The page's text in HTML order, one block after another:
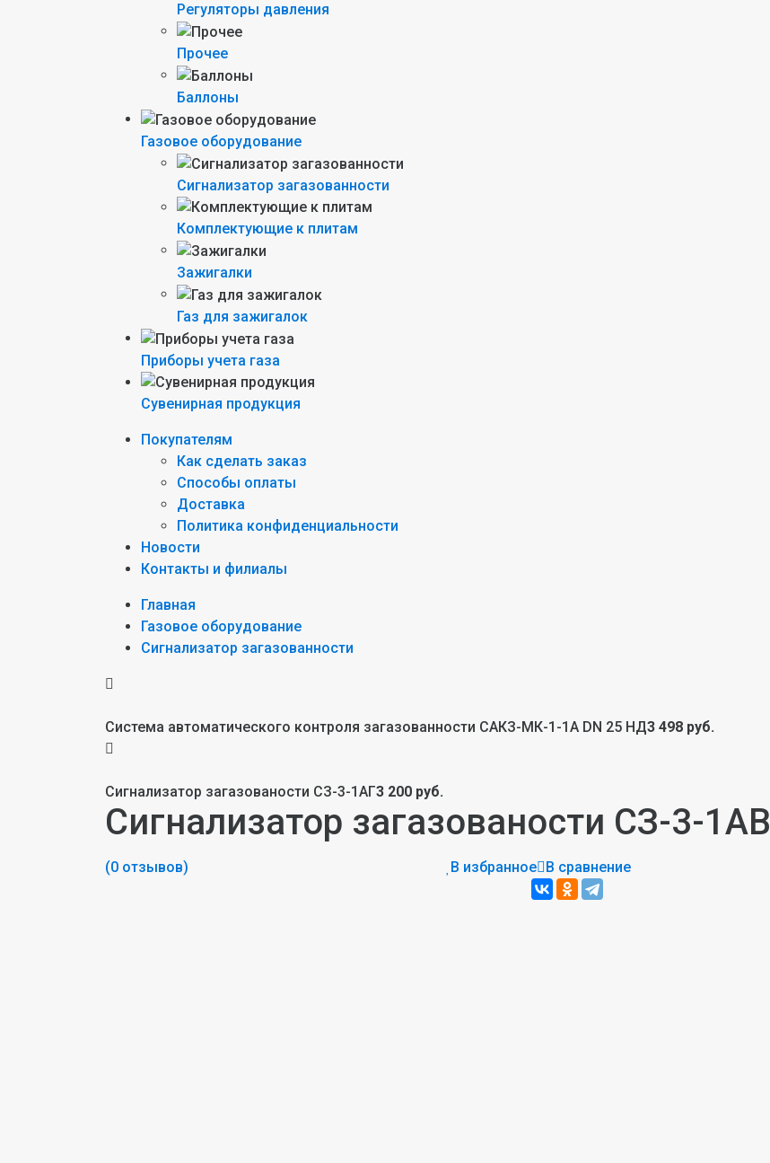
Регуляторы давления
Прочее
Баллоны
Газовое оборудование
Сигнализатор загазованности
Комплектующие к плитам
Зажигалки
Газ для зажигалок
Приборы учета газа
Сувенирная продукция
Покупателям
Как сделать заказ
Способы оплаты
Доставка
Политика конфиденциальности
Новости
Контакты и филиалы
Главная
Газовое оборудование
Сигнализатор загазованности
Система автоматического контроля загазованности САКЗ-МК-1-1А DN 25 НД3 498 руб.
Сигнализатор загазованости СЗ-3-1АГ3 200 руб.
Сигнализатор загазованости СЗ-3-1АВ
(0 отзывов) В избранное
В сравнение